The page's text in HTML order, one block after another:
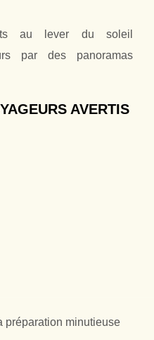
au lever du soleil
par des panoramas
AVERTIS
préparation minutieuse